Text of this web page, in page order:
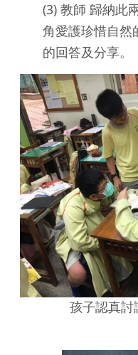
(3) 教師 歸納此
角愛護珍惜自然
的回答及分享。
孩子認真討